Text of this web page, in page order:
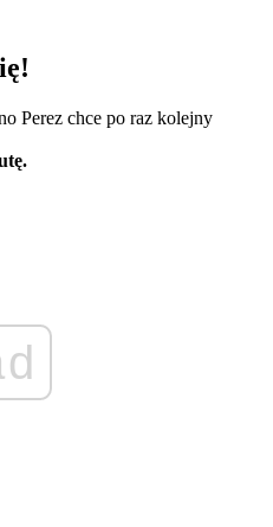
Perez chce po raz kolejny